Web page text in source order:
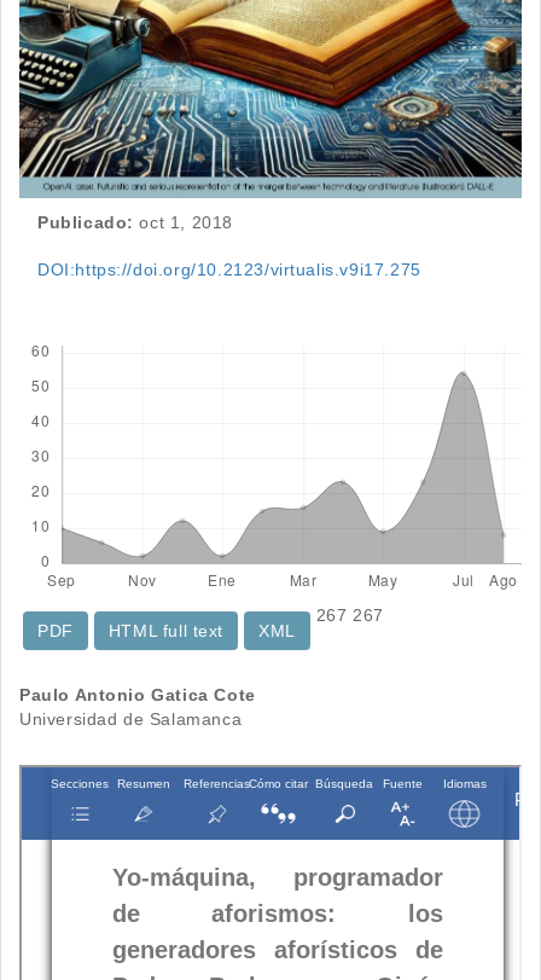
Publicado: oct 1, 2018
DOI:https://doi.org/10.2123/virtualis.v9i17.275
267
PDF
267
HTML full text
XML
Contenido
del
artículo
Paulo Antonio Gatica Cote
Universidad de Salamanca